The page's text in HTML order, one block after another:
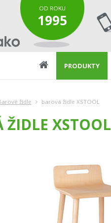
OD ROKU
1995
PRODUKTY
židle barová židle XSTOOL
ŽIDLE XSTOOL